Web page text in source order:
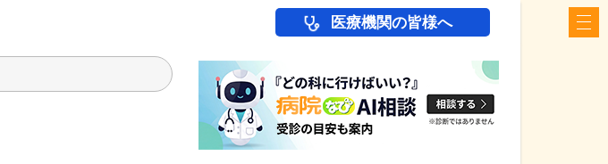
医療機関の皆様へ